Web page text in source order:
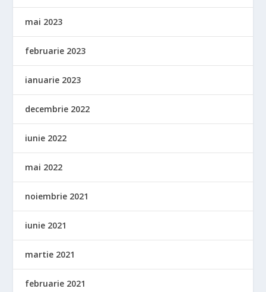
mai 2023
februarie 2023
ianuarie 2023
decembrie 2022
iunie 2022
mai 2022
noiembrie 2021
iunie 2021
martie 2021
februarie 2021